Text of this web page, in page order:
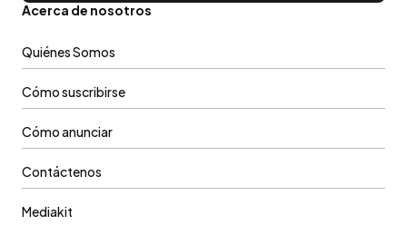
Acerca de nosotros
Quiénes Somos
Cómo suscribirse
Cómo anunciar
Contáctenos
Mediakit